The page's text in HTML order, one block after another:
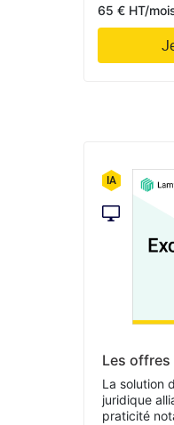
65 € HT/
Les offres
La solution
juridique
praticité